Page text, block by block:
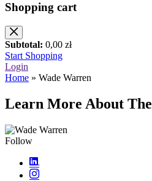
Shopping cart
Subtotal: 0,00 zł
Start Shopping
Login
Home » Wade Warren
Learn More About The
Follow